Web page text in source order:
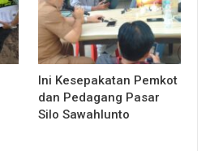
Ini Kesepakatan Pemkot
dan Pedagang Pasar
Silo Sawahlunto